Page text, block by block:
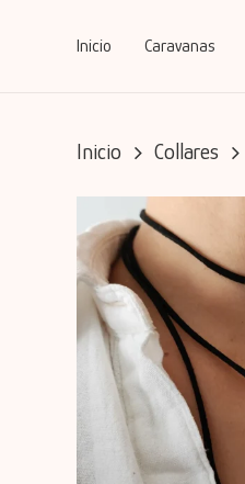
Inicio Caravanas
Inicio Collares